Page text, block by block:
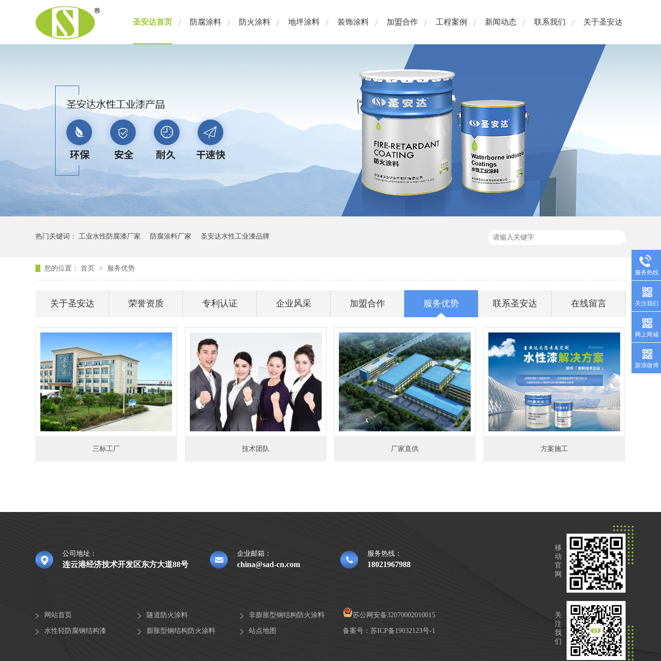
圣安达首页 防腐涂料 防火涂料 地坪涂料 装饰涂料 加盟合作 工程案例 新闻动态 联系我们 关于圣安达
热门关键词： 工业水性防腐漆厂家 防腐涂料厂家 圣安达水性工业漆品牌
您的位置： 首页 > 服务优势
关于圣安达 荣誉资质 专利认证 企业风采 加盟合作 服务优势 联系圣安达 在线留言
三标工厂 技术团队 厂家直供 方案施工
公司地址：
连云港经济技术开发区东方大道88号
企业邮箱：
china@sad-cn.com
服务热线：
18021967988
网站首页 隧道防火涂料 非膨胀型钢结构防火涂料
水性轻防腐钢结构漆 膨胀型钢结构防火涂料 站点地图
苏公网安备32070002010015
备案号： 苏ICP备19032123号-1
移
动
官
网
关
注
我
们
服务热线
关注我们
网上商城
新浪微博